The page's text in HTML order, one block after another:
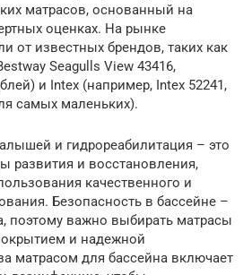
матрасов, основанный на
оценках. На рынке
от известных брендов, таких как
Seagulls View 43416,
и Intex (например, Intex 52241,
самых маленьких).
и гидрореабилитация – это
развития и восстановления,
качественного и
Безопасность в бассейне –
поэтому важно выбирать матрасы
и надежной
матрасом для бассейна включает